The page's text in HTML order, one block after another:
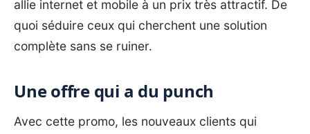
allie internet et mobile à un prix très attractif. De
quoi séduire ceux qui cherchent une solution
complète sans se ruiner.
Une offre qui a du punch
Avec cette promo, les nouveaux clients qui